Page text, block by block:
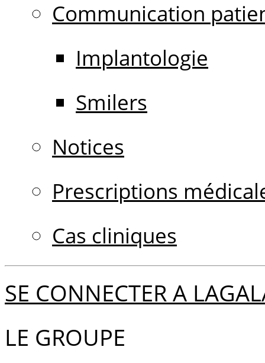
Communication
Implantologie
Smilers
Notices
Prescriptions
Cas cliniques
SE CONNECTER A
LE GROUPE